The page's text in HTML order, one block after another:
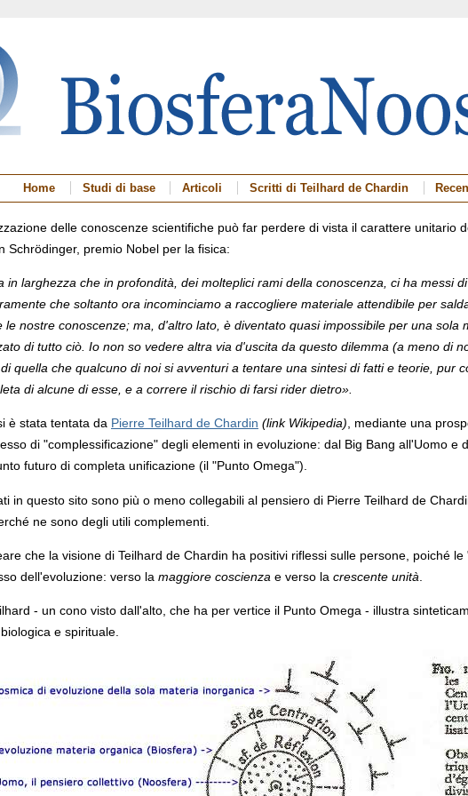
Home Studi di base Articoli Scritti di Teilhard de Chardin
delle conoscenze scientifiche può far perdere di vista il carattere unitario
Schrödinger, premio Nobel per la fisica:
in larghezza che in profondità, dei molteplici rami della conoscenza, ci ha messi
che soltanto ora incominciamo a raccogliere materiale attendibile per
le nostre conoscenze; ma, d'altro lato, è diventato quasi impossibile per una sola
di tutto ciò. Io non so vedere altra via d'uscita da questo dilemma (a meno di
quella che qualcuno di noi si avventuri a tentare una sintesi di fatti e teorie, pur
di alcune di esse, e a correre il rischio di farsi rider dietro».
è stata tentata da Pierre Teilhard de Chardin (link Wikipedia), mediante una
di "complessificazione" degli elementi in evoluzione: dal Big Bang all'Uomo e
futuro di completa unificazione (il "Punto Omega").
in questo sito sono più o meno collegabili al pensiero di Pierre Teilhard de
ne sono degli utili complementi.
che la visione di Teilhard de Chardin ha positivi riflessi sulle persone, poiché
dell'evoluzione: verso la maggiore coscienza e verso la crescente unità
- un cono visto dall'alto, che ha per vertice il Punto Omega - illustra
e spirituale.